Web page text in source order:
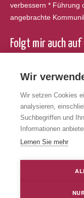
verbessern * Führung
angebrachte
Folgt mir auch auf
Facebook
LinkedIn
XING
Impressum|
Wir
Wir setzen Cookies
analysieren,
Suchbegriffen und
Informationen
Lernen Sie mehr